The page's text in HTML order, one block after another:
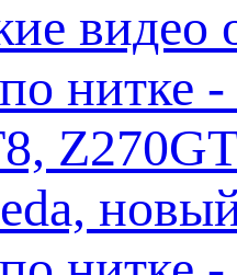
нитке -